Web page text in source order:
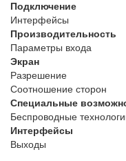
Подключение
Интерфейсы
Производительность
Параметры входа
Экран
Разрешение
Соотношение сторон
Специальные
Беспроводные
Интерфейсы
Выходы